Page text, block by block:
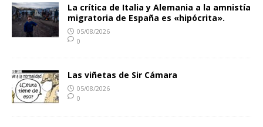
La crítica de Italia y Alemania a la amnistía
migratoria de España es «hipócrita».
05/08/2026
0
Las viñetas de Sir Cámara
05/08/2026
0